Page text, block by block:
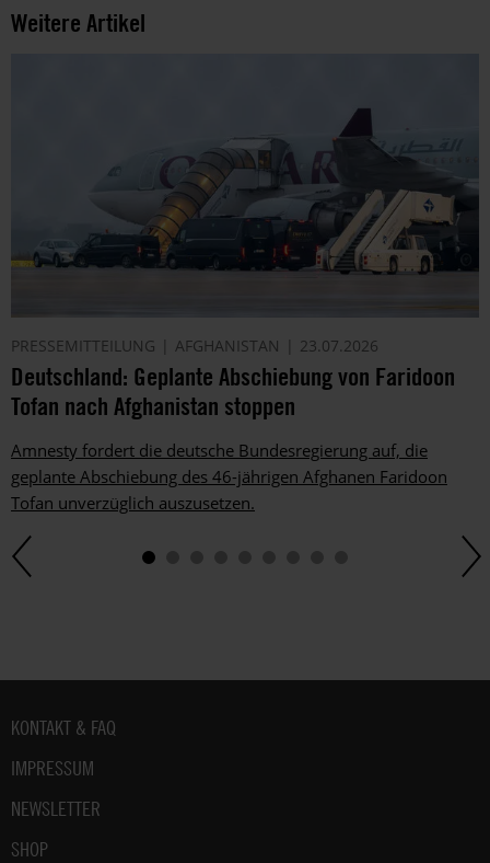
Weitere Artikel
PRESSEMITTEILUNG AFGHANISTAN 23.07.2026
Deutschland: Geplante Abschiebung von Faridoon
Tofan nach Afghanistan stoppen
Amnesty fordert die deutsche Bundesregierung auf, die
geplante Abschiebung des 46-jährigen Afghanen Faridoon
Tofan unverzüglich auszusetzen.
Fußbereich
KONTAKT & FAQ
IMPRESSUM
NEWSLETTER
SHOP